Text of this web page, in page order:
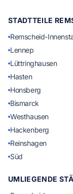
STADTTEILE
Remscheid-
Lennep
Lüttringhausen
Hasten
Honsberg
Bismarck
Westhausen
Hackenberg
Reinshagen
Süd
UMLIEGENDE